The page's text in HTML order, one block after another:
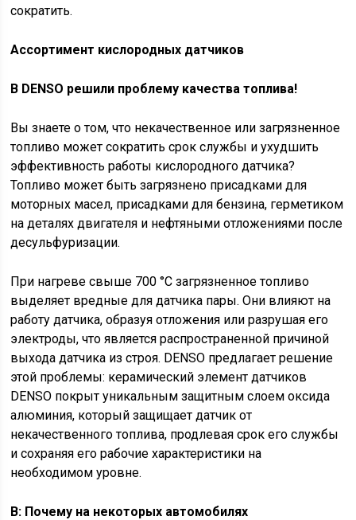
сократить.
Ассортимент кислородных датчиков
В DENSO решили проблему качества топлива!
Вы знаете о том, что некачественное или загрязненное
топливо может сократить срок службы и ухудшить
эффективность работы кислородного датчика?
Топливо может быть загрязнено присадками для
моторных масел, присадками для бензина, герметиком
на деталях двигателя и нефтяными отложениями после
десульфуризации.
При нагреве свыше 700 °C загрязненное топливо
выделяет вредные для датчика пары. Они влияют на
работу датчика, образуя отложения или разрушая его
электроды, что является распространенной причиной
выхода датчика из строя. DENSO предлагает решение
этой проблемы: керамический элемент датчиков
DENSO покрыт уникальным защитным слоем оксида
алюминия, который защищает датчик от
некачественного топлива, продлевая срок его службы
и сохраняя его рабочие характеристики на
необходимом уровне.
В: Почему на некоторых автомобилях